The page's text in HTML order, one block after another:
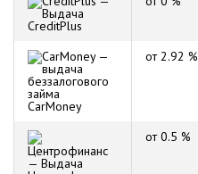
CreditPlus
CarMoney
от 2.92 %
от 0.5 %